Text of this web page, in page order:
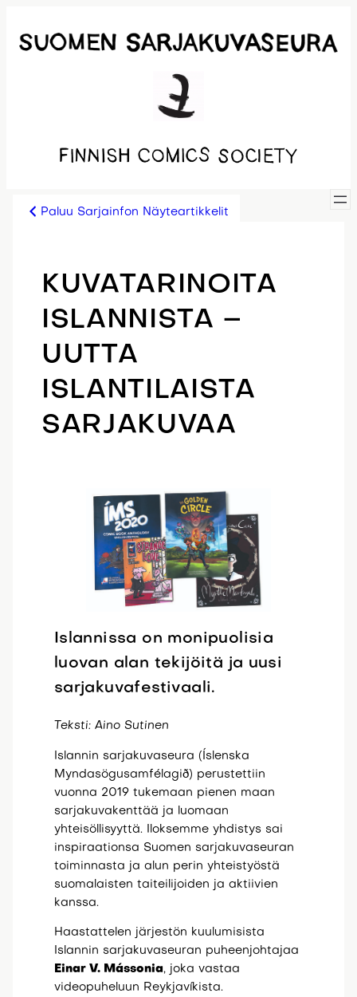
sisältöön
Paluu Sarjainfon Näyteartikkelit
KUVATARINOITA
ISLANNISTA –
UUTTA
ISLANTILAISTA
SARJAKUVAA
Islannissa on monipuolisia
luovan alan tekijöitä ja uusi
sarjakuvafestivaali.
Teksti: Aino Sutinen
Islannin sarjakuvaseura (Íslenska
Myndasögusamfélagið) perustettiin
vuonna 2019 tukemaan pienen maan
sarjakuvakenttää ja luomaan
yhteisöllisyyttä. Iloksemme yhdistys sai
inspiraationsa Suomen sarjakuvaseuran
toiminnasta ja alun perin yhteistyöstä
suomalaisten taiteilijoiden ja aktiivien
kanssa.
Haastattelen järjestön kuulumisista
Islannin sarjakuvaseuran puheenjohtajaa
Einar V. Mássonia, joka vastaa
videopuheluun Reykjavíkista.